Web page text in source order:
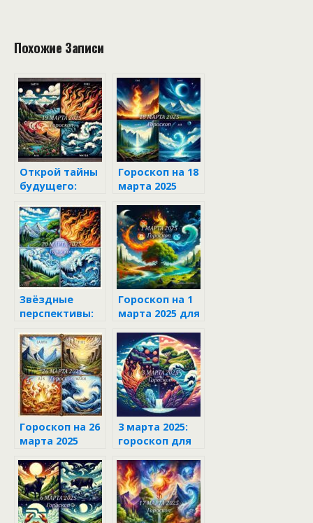
Похожие Записи
Открой тайны
будущего:
всех знаков
зодиака на 19
марта 2025
Гороскоп на 18
марта 2025
Звёздные
перспективы:
марта 2025
года
Гороскоп на 1
марта 2025 для
зодиака
Гороскоп на 26
марта 2025
3 марта 2025:
гороскоп для
зодиака